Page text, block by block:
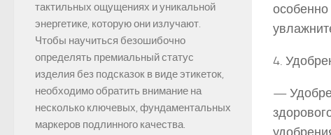
4.
—
тактильных ощущениях и уникальной
энергетике, которую они излучают.
Чтобы научиться безошибочно
определять премиальный статус
изделия без подсказок в виде этикеток,
необходимо обратить внимание на
несколько ключевых, фундаментальных
маркеров подлинного качества.